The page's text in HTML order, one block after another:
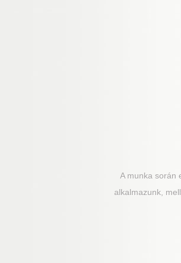
A munka során
alkalmazunk,